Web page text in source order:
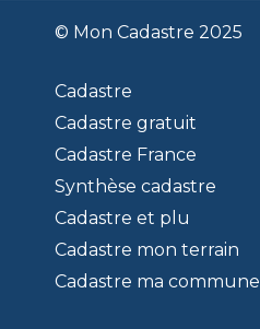
© Mon Cadastre 2025
Cadastre
Cadastre gratuit
Cadastre France
Synthèse cadastre
Cadastre et plu
Cadastre mon terrain
Cadastre ma commune